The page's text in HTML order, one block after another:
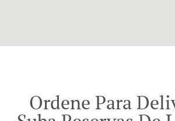
Ordene Para